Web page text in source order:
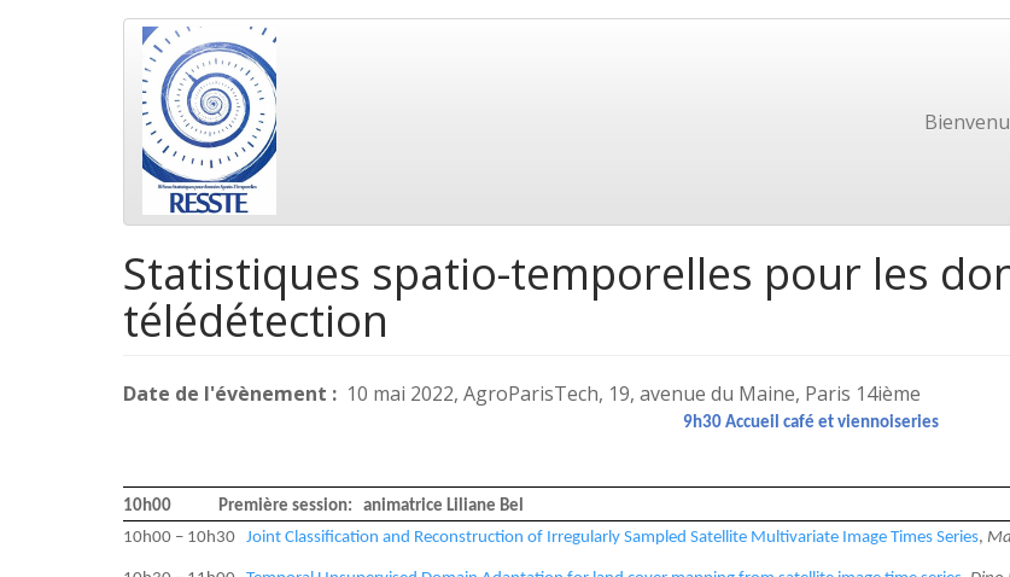
Main
navigation
Statistiques spatio-temporelles pour les
télédétection
Date de l'évènement 10 mai 2022, AgroParisTech, 19, avenue du Maine, Paris 14ième
9h30 Accueil café et viennoiseries
10h00 Première session: animatrice Liliane Bel
10h00 – 10h30 Joint Classification and Reconstruction of Irregularly Sampled Satellite Multivariate Image Times Series,